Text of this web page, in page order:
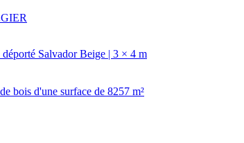
Salvador Beige | 3 × 4 m
bois d'une surface de 8257 m²